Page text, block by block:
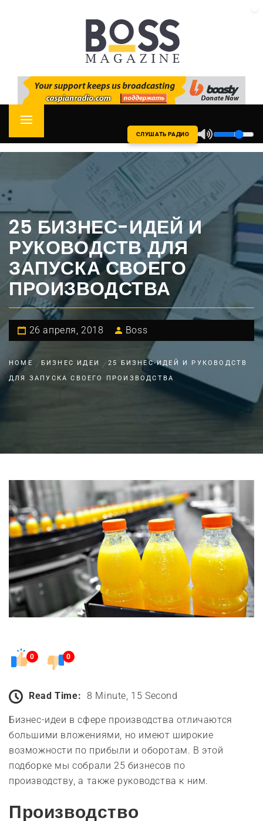
CASPIAN RADIO
Primary
Menu
СЛУШАТЬ РАДИО
25 БИЗНЕС-ИДЕЙ И
РУКОВОДСТВ ДЛЯ
ЗАПУСКА СВОЕГО
ПРОИЗВОДСТВА
26 апреля, 2018 Boss
HOME БИЗНЕС ИДЕИ
25 БИЗНЕС-ИДЕЙ И РУКОВОДСТВ
ДЛЯ ЗАПУСКА СВОЕГО ПРОИЗВОДСТВА
0 0
Read Time: 8 Minute, 15 Second
Бизнес-идеи в сфере производства отличаются
большими вложениями, но имеют широкие
возможности по прибыли и оборотам. В этой
подборке мы собрали 25 бизнесов по
производству, а также руководства к ним.
Производство